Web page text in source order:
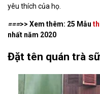
yêu thích của họ.
===>> Xem thêm: 25 Mẫu
nhất năm 2020
Đặt tên quán trà